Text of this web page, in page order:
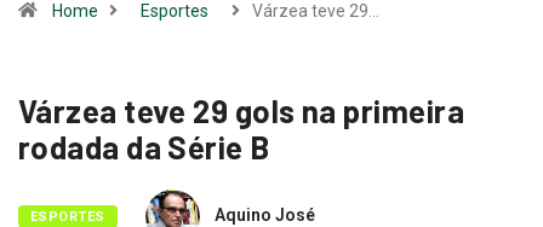
Home Esportes Várzea teve 29…
Várzea teve 29 gols na primeira
rodada da Série B
ESPORTES Aquino José